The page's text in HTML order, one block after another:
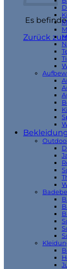
Es
Zurück